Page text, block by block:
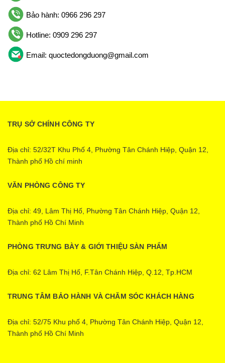
Bảo hành: 0966 296 297
Hotline: 0909 296 297
Email: quoctedongduong@gmail.com
TRỤ SỞ CHÍNH CÔNG TY
Địa chỉ: 52/32T Khu Phố 4, Phường Tân Chánh Hiệp, Quận 12,
Thành phố Hồ chí minh
VĂN PHÒNG CÔNG TY
Địa chỉ: 49, Lâm Thị Hố, Phường Tân Chánh Hiệp, Quận 12,
Thành phố Hồ Chí Minh
PHÒNG TRƯNG BÀY & GIỚI THIỆU SÀN PHẨM
Địa chỉ: 62 Lâm Thị Hố, F.Tân Chánh Hiệp, Q.12, Tp.HCM
TRUNG TÂM BẢO HÀNH VÀ CHĂM SÓC KHÁCH HÀNG
Địa chỉ: 52/75 Khu phố 4, Phường Tân Chánh Hiệp, Quận 12,
Thành phố Hồ Chí Minh